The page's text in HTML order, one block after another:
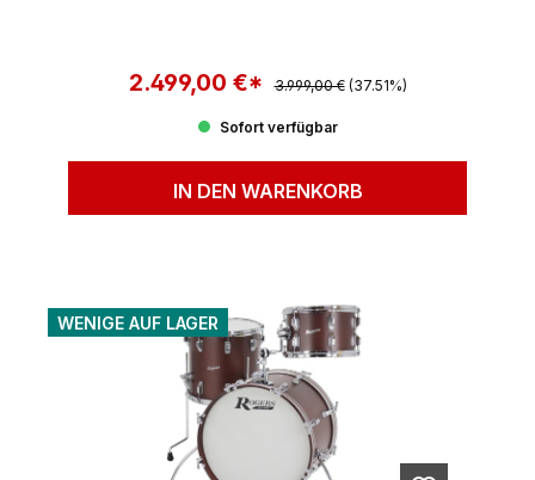
Verkaufspreis:
2.499,00 €* Regulärer Preis:
3.999,00 € (37.51%)
Sofort verfügbar
IN DEN WARENKORB
WENIGE AUF LAGER